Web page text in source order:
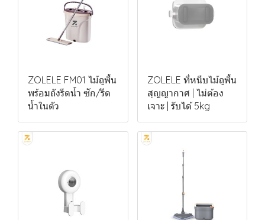
ZOLELE FM01 ไม้ถูพื้น
พร้อมถังรีดน้ำ ซัก/รีด
น้ำในตัว
ZOLELE ที่หนีบไม้ถูพื้น
สุญญากาศ | ไม่ต้อง
เจาะ | รับได้ 5kg